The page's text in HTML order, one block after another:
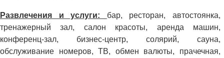
Развлечения и услуги: бар, ресторан, автостоянка,
тренажерный зал, салон красоты, аренда машин,
конференц-зал, бизнес-центр, солярий, сауна,
обслуживание номеров, ТВ, обмен валюты, прачечная,